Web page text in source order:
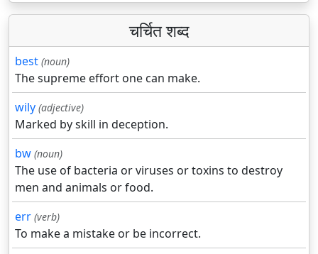
चर्चित शब्द
best (noun)
The supreme effort one can make.
wily (adjective)
Marked by skill in deception.
bw (noun)
The use of bacteria or viruses or toxins to destroy
men and animals or food.
err (verb)
To make a mistake or be incorrect.